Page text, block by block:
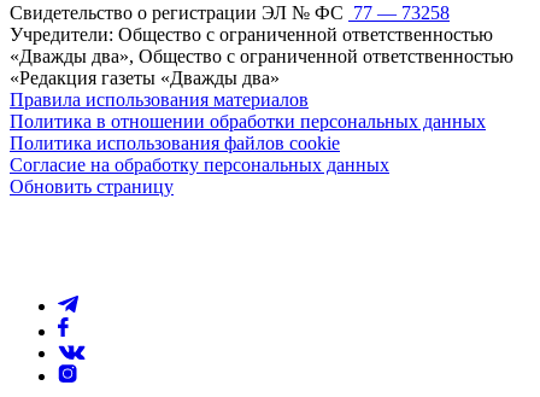
Свидетельство о регистрации ЭЛ № ФС 77 — 73258
Учредители: Общество с ограниченной ответственностью
«Дважды два», Общество с ограниченной ответственностью
«Редакция газеты «Дважды два»
Правила использования материалов
Политика в отношении обработки персональных данных
Политика использования файлов cookie
Согласие на обработку персональных данных
Обновить страницу